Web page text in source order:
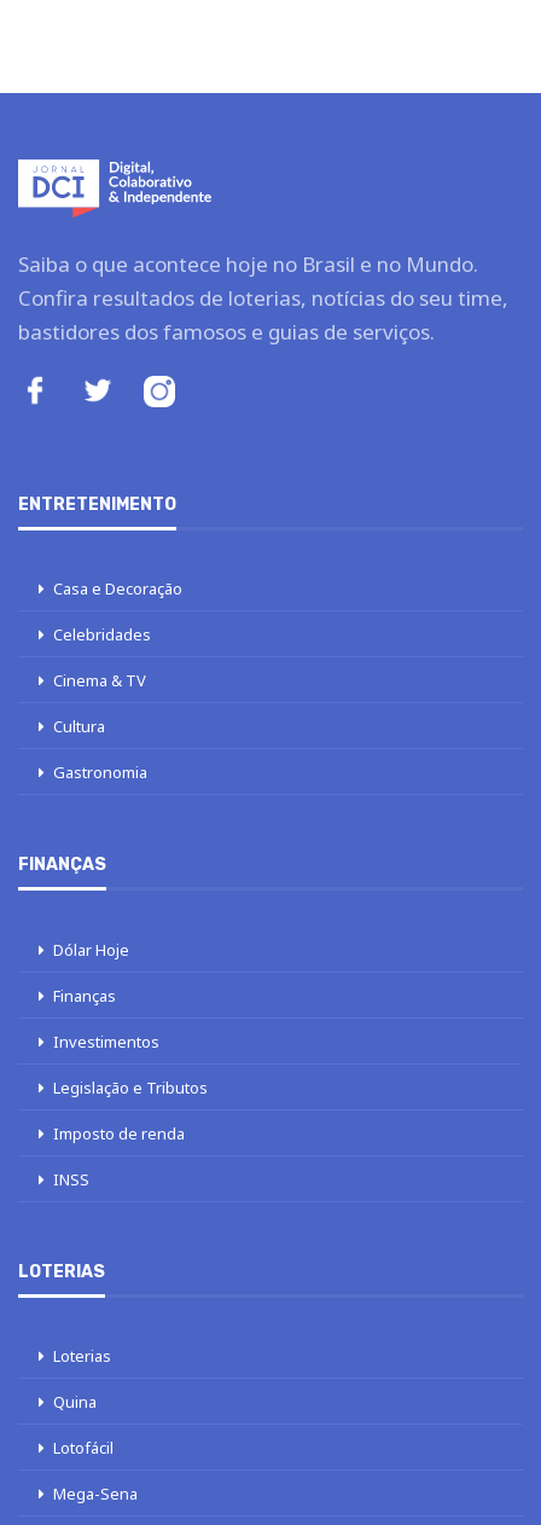
Saiba o que acontece hoje no Brasil e no Mundo.
Confira resultados de loterias, notícias do seu time,
bastidores dos famosos e guias de serviços.
ENTRETENIMENTO
Casa e Decoração
Celebridades
Cinema & TV
Cultura
Gastronomia
FINANÇAS
Dólar Hoje
Finanças
Investimentos
Legislação e Tributos
Imposto de renda
INSS
LOTERIAS
Loterias
Quina
Lotofácil
Mega-Sena